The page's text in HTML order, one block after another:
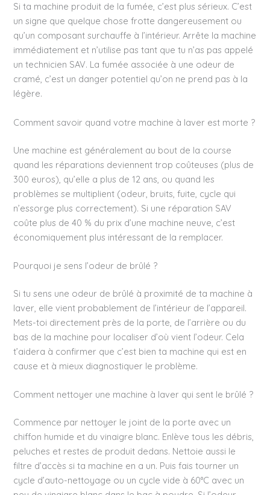
Si ta machine produit de la fumée, c’est plus sérieux. C’est
un signe que quelque chose frotte dangereusement ou
qu’un composant surchauffe à l’intérieur. Arrête la machine
immédiatement et n’utilise pas tant que tu n’as pas appelé
un technicien SAV. La fumée associée à une odeur de
cramé, c’est un danger potentiel qu’on ne prend pas à la
légère.
Comment savoir quand votre machine à laver est morte ?
Une machine est généralement au bout de la course
quand les réparations deviennent trop coûteuses (plus de
300 euros), qu’elle a plus de 12 ans, ou quand les
problèmes se multiplient (odeur, bruits, fuite, cycle qui
n’essorge plus correctement). Si une réparation SAV
coûte plus de 40 % du prix d’une machine neuve, c’est
économiquement plus intéressant de la remplacer.
Pourquoi je sens l’odeur de brûlé ?
Si tu sens une odeur de brûlé à proximité de ta machine à
laver, elle vient probablement de l’intérieur de l’appareil.
Mets-toi directement près de la porte, de l’arrière ou du
bas de la machine pour localiser d’où vient l’odeur. Cela
t’aidera à confirmer que c’est bien ta machine qui est en
cause et à mieux diagnostiquer le problème.
Comment nettoyer une machine à laver qui sent le brûlé ?
Commence par nettoyer le joint de la porte avec un
chiffon humide et du vinaigre blanc. Enlève tous les débris,
peluches et restes de produit dedans. Nettoie aussi le
filtre d’accès si ta machine en a un. Puis fais tourner un
cycle d’auto-nettoyage ou un cycle vide à 60°C avec un